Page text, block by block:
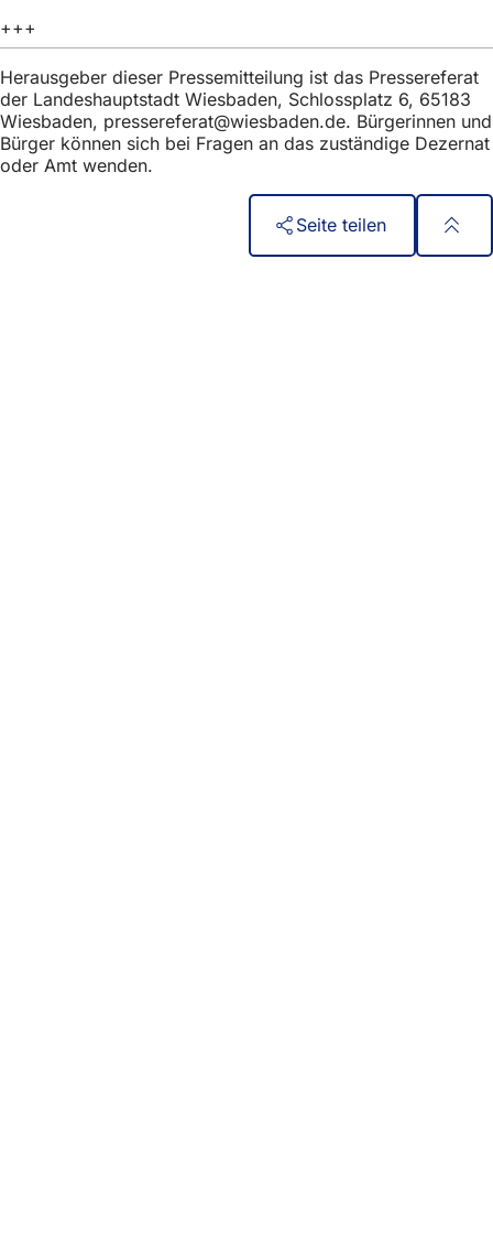
+++
Herausgeber dieser Pressemitteilung ist das Pressereferat
der Landeshauptstadt Wiesbaden, Schlossplatz 6, 65183
Wiesbaden, pressereferat wiesbaden de. Bürgerinnen und
Bürger können sich bei Fragen an das zuständige Dezernat
oder Amt wenden.
Seite teilen